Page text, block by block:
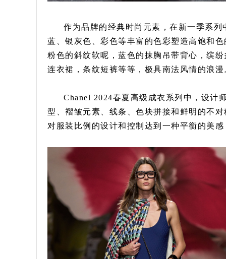
作为品牌的经典时尚元素，在新一季系
蓝、银灰色、彩色等丰富的色彩塑造高饱和
粉色的斜纹软呢，蓝色的抹胸吊带背心，缤
连衣裙，条纹短裤等等，极具南法风情的浪漫
Chanel 2024春夏高级成衣系列中，设计
型、褶皱元素、线条、色块拼接和鲜明的不
对服装比例的设计和控制达到一种平衡的美